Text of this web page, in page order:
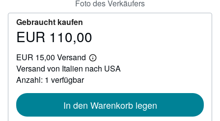
Foto des Verkäufers
Gebraucht kaufen
Preis
110,00
EUR 110,00
EUR 15,00 Versand
Weitere
Informationen
Versand von Italien nach USA
Anzahl: 1 verfügbar
In den Warenkorb legen